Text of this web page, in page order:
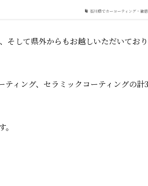
石川県でカーコーティング・徹
そして県外からもお越しいただいてお
ィング、セラミックコーティングの計